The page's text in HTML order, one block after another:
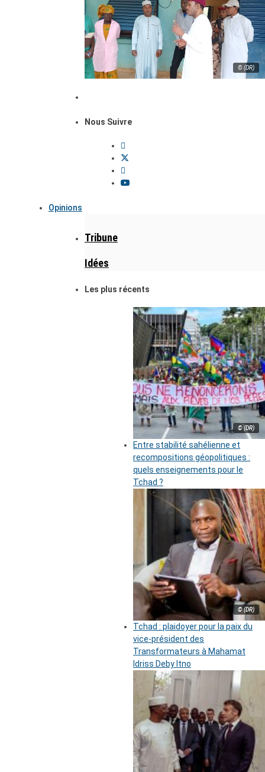
© (DR)
Nous Suivre
Opinions
Tribune
Idées
Les plus récents
© (DR)
Entre stabilité sahélienne et
recompositions géopolitiques :
quels enseignements pour le
Tchad ?
© (DR)
Tchad : plaidoyer pour la paix du
vice-président des
Transformateurs à Mahamat
Idriss Deby Itno